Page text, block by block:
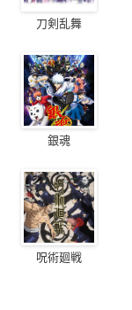
刀剣乱舞
銀魂
呪術廻戦